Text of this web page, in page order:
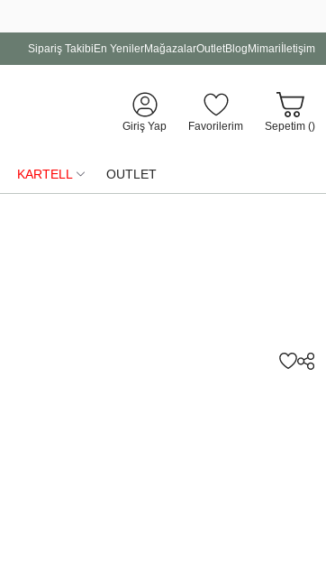
Sipariş Takibi En YenilerMağazalarOutletBlog Mimari İletişim
Giriş Yap Favorilerim Sepetim ()
KARTELL OUTLET